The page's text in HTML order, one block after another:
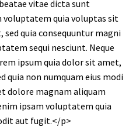
vitae dicta sunt
voluptatem quia voluptas sit
quia consequuntur magni
sequi nesciunt. Neque
ipsum quia dolor sit amet,
quia non numquam eius modi
dolore magnam aliquam
ipsam voluptatem quia
aut fugit.</p>